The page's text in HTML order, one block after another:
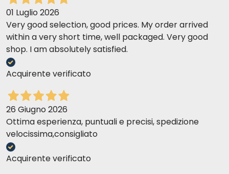
01 Luglio 2026
Very good selection, good prices. My order arrived
within a very short time, well packaged. Very good
shop. I am absolutely satisfied.
Acquirente verificato
26 Giugno 2026
Ottima esperienza, puntuali e precisi, spedizione
velocissima,consigliato
Acquirente verificato